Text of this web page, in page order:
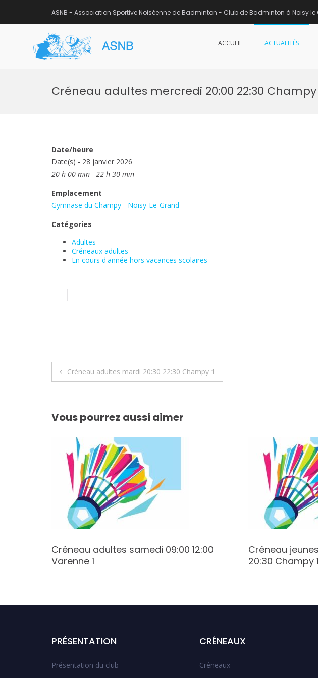
ASNB - Association Sportive Noiséenne de Badminton - Club de Badminton à Noisy le
ACCUEIL ACTUALITÉS
Créneau adultes mercredi 20:00 22:30 Champy
Date/heure
Date(s) - 28 janvier 2026
20 h 00 min - 22 h 30 min
Emplacement
Gymnase du Champy - Noisy-Le-Grand
Catégories
Adultes
Créneaux adultes
En cours d'année hors vacances scolaires
Navigation
l’article
Créneau adultes mardi 20:30 22:30 Champy 1
Vous pourrez aussi aimer
Créneau adultes samedi 09:00 12:00
Varenne 1
Créneau
20:30 Champy 1
PRÉSENTATION
Présentation du club
CRÉNEAUX
Créneaux